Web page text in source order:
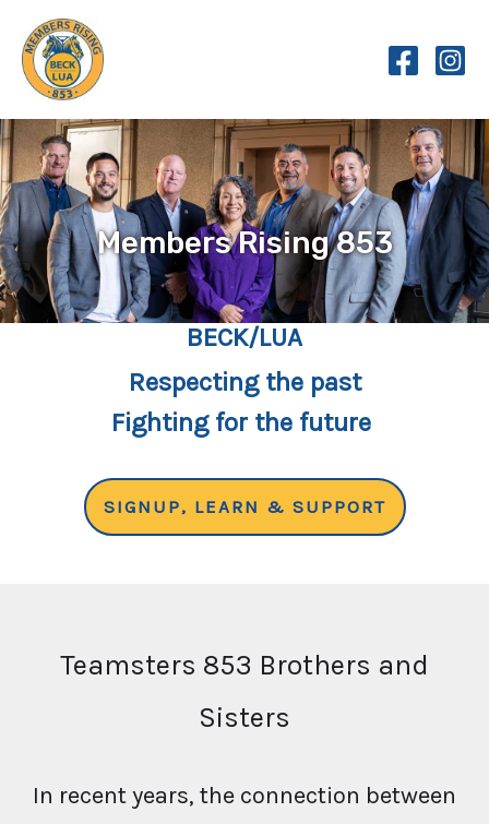
content
Members Rising 853
BECK/LUA
Respecting the past
Fighting for the future
SIGNUP, LEARN & SUPPORT
Teamsters 853 Brothers and
Sisters
In recent years, the connection between